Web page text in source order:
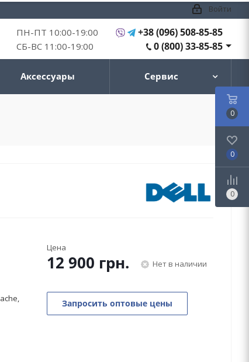
Войти
ПН-ПТ 10:00-19:00
СБ-ВС 11:00-19:00
+38 (096) 508-85-85
0 (800) 33-85-85
Аксессуары Сервис
Цена
12 900 грн. Нет в наличии
Запросить оптовые цены
0
0
0